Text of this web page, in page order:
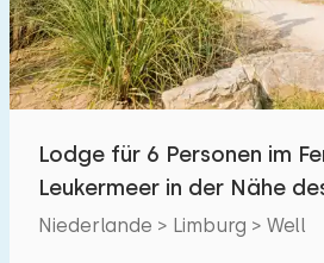
Lodge für 6 Personen im
Leukermeer in der Nähe
Maasduinen
Niederlande > Limburg > Well